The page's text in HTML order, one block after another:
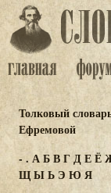
Толковый
Ефремовой
- . АБВГДЕЁ
ЩЫЬЭ ЮЯ